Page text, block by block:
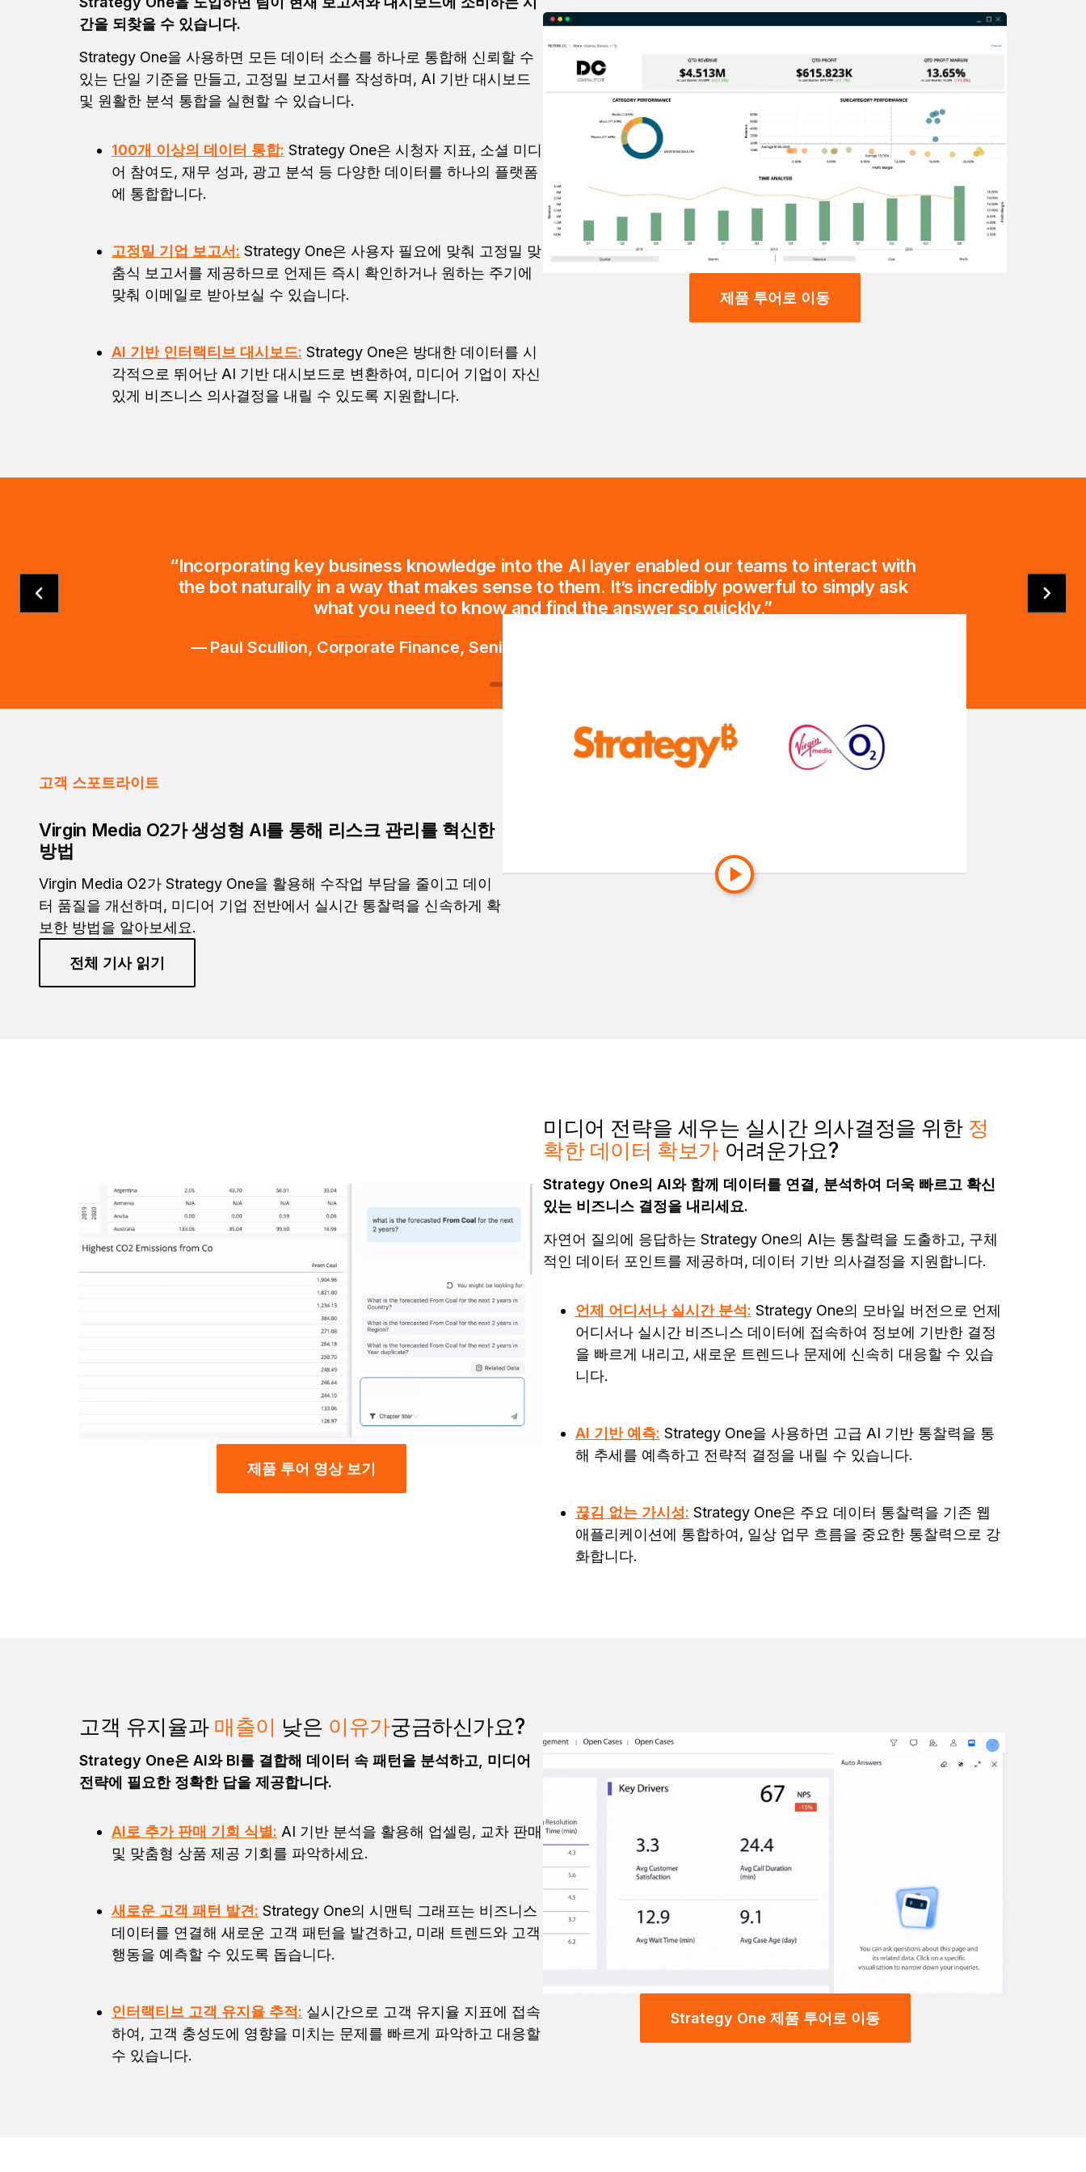
간을 되찾을 수 있습니다.
Strategy One을 사용하면 모든 데이터 소스를 하나로 통합해 신뢰할 수
있는 단일 기준을 만들고, 고정밀 보고서를 작성하며, AI 기반 대시보드
및 원활한 분석 통합을 실현할 수 있습니다.
100개 이상의 데이터 통합: Strategy One은 시청자 지표, 소셜 미디
어 참여도, 재무 성과, 광고 분석 등 다양한 데이터를 하나의 플랫폼
에 통합합니다.
고정밀 기업 보고서: Strategy One은 사용자 필요에 맞춰 고정밀 맞
춤식 보고서를 제공하므로 언제든 즉시 확인하거나 원하는 주기에
맞춰 이메일로 받아보실 수 있습니다.
AI 기반 인터랙티브 대시보드: Strategy One은 방대한 데이터를 시
각적으로 뛰어난 AI 기반 대시보드로 변환하여, 미디어 기업이 자신
있게 비즈니스 의사결정을 내릴 수 있도록 지원합니다.
제품 투어로 이동
“Incorporating key business knowledge into the AI layer enabled our teams to interact with
the bot naturally in a way that makes sense to them. It’s incredibly powerful to simply ask
what you need to know and find the answer so quickly.”
— Paul Scullion, Corporate Finance, Senior Manager, Business Intelligence, Virgin Media O2
고객 스포트라이트
Virgin Media O2가 생성형 AI를 통해 리스크 관리를 혁신한
방법
Virgin Media O2가 Strategy One을 활용해 수작업 부담을 줄이고 데이
터 품질을 개선하며, 미디어 기업 전반에서 실시간 통찰력을 신속하게 확
보한 방법을 알아보세요.
전체 기사 읽기
제품 투어 영상 보기
미디어 전략을 세우는 실시간 의사결정을 위한 정
확한 데이터 확보가 어려운가요?
Strategy One의 AI와 함께 데이터를 연결, 분석하여 더욱 빠르고 확신
있는 비즈니스 결정을 내리세요.
자연어 질의에 응답하는 Strategy One의 AI는 통찰력을 도출하고, 구체
적인 데이터 포인트를 제공하며, 데이터 기반 의사결정을 지원합니다.
언제 어디서나 실시간 분석: Strategy One의 모바일 버전으로 언제
어디서나 실시간 비즈니스 데이터에 접속하여 정보에 기반한 결정
을 빠르게 내리고, 새로운 트렌드나 문제에 신속히 대응할 수 있습
니다.
AI 기반 예측: Strategy One을 사용하면 고급 AI 기반 통찰력을 통
해 추세를 예측하고 전략적 결정을 내릴 수 있습니다.
끊김 없는 가시성: Strategy One은 주요 데이터 통찰력을 기존 웹
애플리케이션에 통합하여, 일상 업무 흐름을 중요한 통찰력으로 강
화합니다.
고객 유지율과 매출이 낮은 이유가궁금하신가요?
Strategy One은 AI와 BI를 결합해 데이터 속 패턴을 분석하고, 미디어
전략에 필요한 정확한 답을 제공합니다.
AI로 추가 판매 기회 식별: AI 기반 분석을 활용해 업셀링, 교차 판매
및 맞춤형 상품 제공 기회를 파악하세요.
새로운 고객 패턴 발견: Strategy One의 시맨틱 그래프는 비즈니스
데이터를 연결해 새로운 고객 패턴을 발견하고, 미래 트렌드와 고객
행동을 예측할 수 있도록 돕습니다.
인터랙티브 고객 유지율 추적: 실시간으로 고객 유지율 지표에 접속
하여, 고객 충성도에 영향을 미치는 문제를 빠르게 파악하고 대응할
수 있습니다.
Strategy One 제품 투어로 이동